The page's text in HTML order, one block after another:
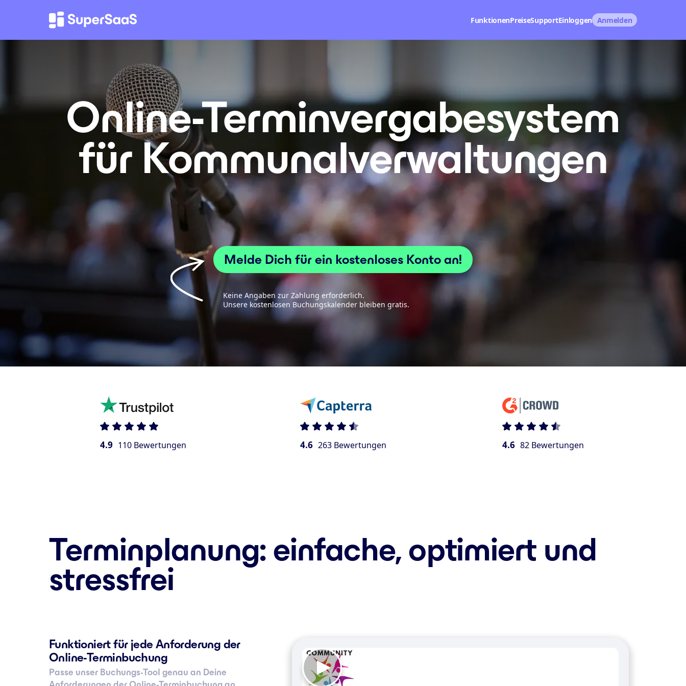
FunktionenPreiseSupportEinloggen Anmelden
Online-Terminvergabesystem
für Kommunal­verwaltungen
Melde Dich für ein kostenloses Konto an!
Keine Angaben zur Zahlung erforderlich.
Unsere kostenlosen Buchungskalender bleiben gratis.
4.9 110 Bewertungen 4.6 263 Bewertungen 4.6 82 Bewertungen
Terminplanung: einfache, optimiert und
stressfrei
Funktioniert für jede Anforderung der
Online-Terminbuchung
Passe unser Buchungs-Tool genau an Deine